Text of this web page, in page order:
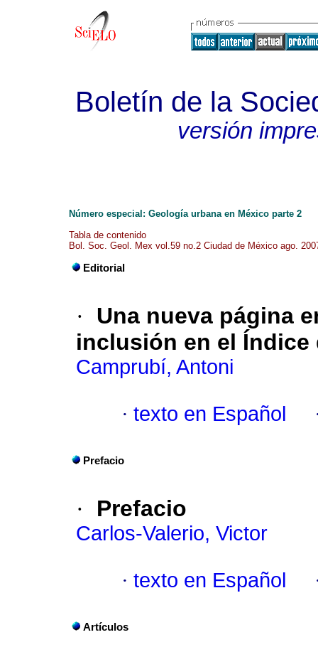
Boletín de la
versión
Número especial: Geología urbana en México parte 2
Tabla de contenido
Bol. Soc. Geol. Mex vol.59 no.2 Ciudad de México ago.
Editorial
·
Una nueva página
inclusión en el Índice
Camprubí, Antoni
· texto en Español
Prefacio
· Prefacio
Carlos-Valerio, Victor
· texto en Español
Artículos